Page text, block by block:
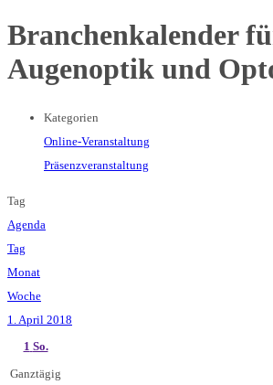
Branchenkalender
Augenoptik und
Kategorien
Online-Veranstaltung
Präsenzveranstaltung
Tag
Agenda
Tag
Monat
Woche
1. April 2018
1 So.
Ganztägig